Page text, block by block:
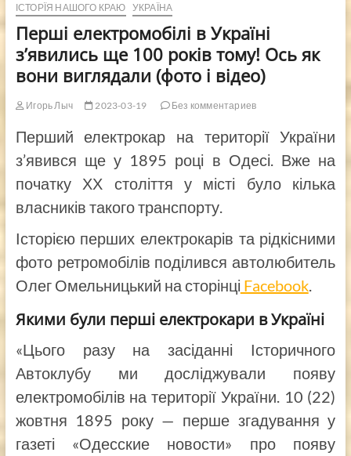
ІСТОРЇЯ НАШОГО КРАЮ УКРАЇНА
Перші електромобілі в Україні
з’явились ще 100 років тому! Ось як
вони виглядали (фото і відео)
Игорь Лыч 2023-03-19 Без комментариев
Перший електрокар на території України
з’явився ще у 1895 році в Одесі. Вже на
початку ХХ століття у місті було кілька
власників такого транспорту.
Історією перших електрокарів та рідкісними
фото ретромобілів поділився автолюбитель
Олег Омельницький на сторінці Facebook.
Якими були перші електрокари в Україні
«Цього разу на засіданні Історичного
Автоклубу ми досліджували появу
електромобілів на території України. 10 (22)
жовтня 1895 року — перше згадування у
газеті «Одесские новости» про появу